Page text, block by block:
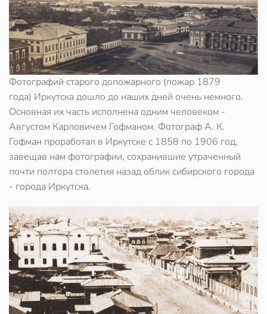
Фотографий старого допожарного (пожар 1879
года) Иркутска дошло до наших дней очень немного.
Основная их часть исполнена одним человеком -
Августом Карловичем Гофманом. Фотограф А. К.
Гофман проработал в Иркутске с 1858 по 1906 год,
завещав нам фотографии, сохранившие утраченный
почти полтора столетия назад облик сибирского города
- города Иркутска.